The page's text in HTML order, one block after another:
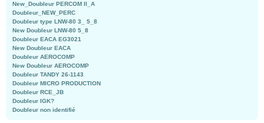
New_Doubleur PERCOM II_A
Doubleur_NEW_PERC
Doubleur type LNW-80 3_ 5_8
New Doubleur LNW-80 5_8
Doubleur EACA EG3021
New Doubleur EACA
Doubleur AEROCOMP
New Doubleur AEROCOMP
Doubleur TANDY 26-1143
Doubleur MICRO PRODUCTION
Doubleur RCE_JB
Doubleur IGK?
Doubleur non identifié